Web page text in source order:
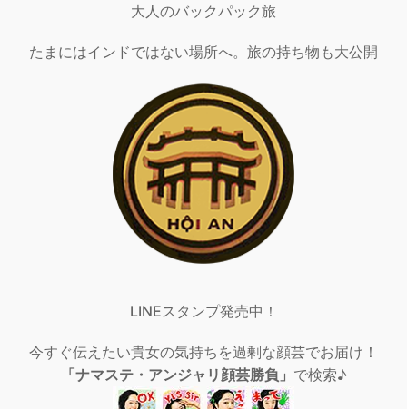
大人のバックパック旅
たまにはインドではない場所へ。旅の持ち物も大公開
LINEスタンプ発売中！
今すぐ伝えたい貴女の気持ちを過剰な顔芸でお届け！
「ナマステ・アンジャリ顔芸勝負」 で検索♪